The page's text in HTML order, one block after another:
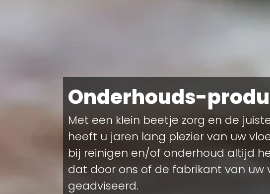
Onderhouds-
Met een klein beetje zorg en de
heeft u jaren lang plezier van uw
bij reinigen en/of onderhoud altijd
dat door ons of de fabrikant van uw
geadviseerd.